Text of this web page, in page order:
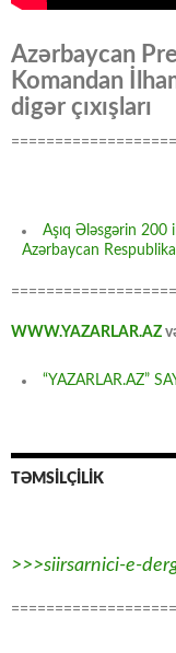
Azərbaycan
Komandan
digər çıxışları
Aşıq Ələsgərin 200
Azərbaycan
WWW.YAZARLAR.AZ
“YAZARLAR.AZ”
TƏMSİLÇİLİK
>>>siirsarnici-e-